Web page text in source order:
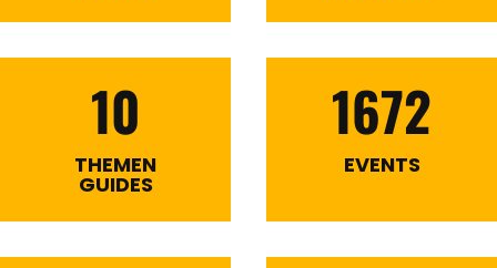
10
THEMEN
GUIDES
1672
EVENTS